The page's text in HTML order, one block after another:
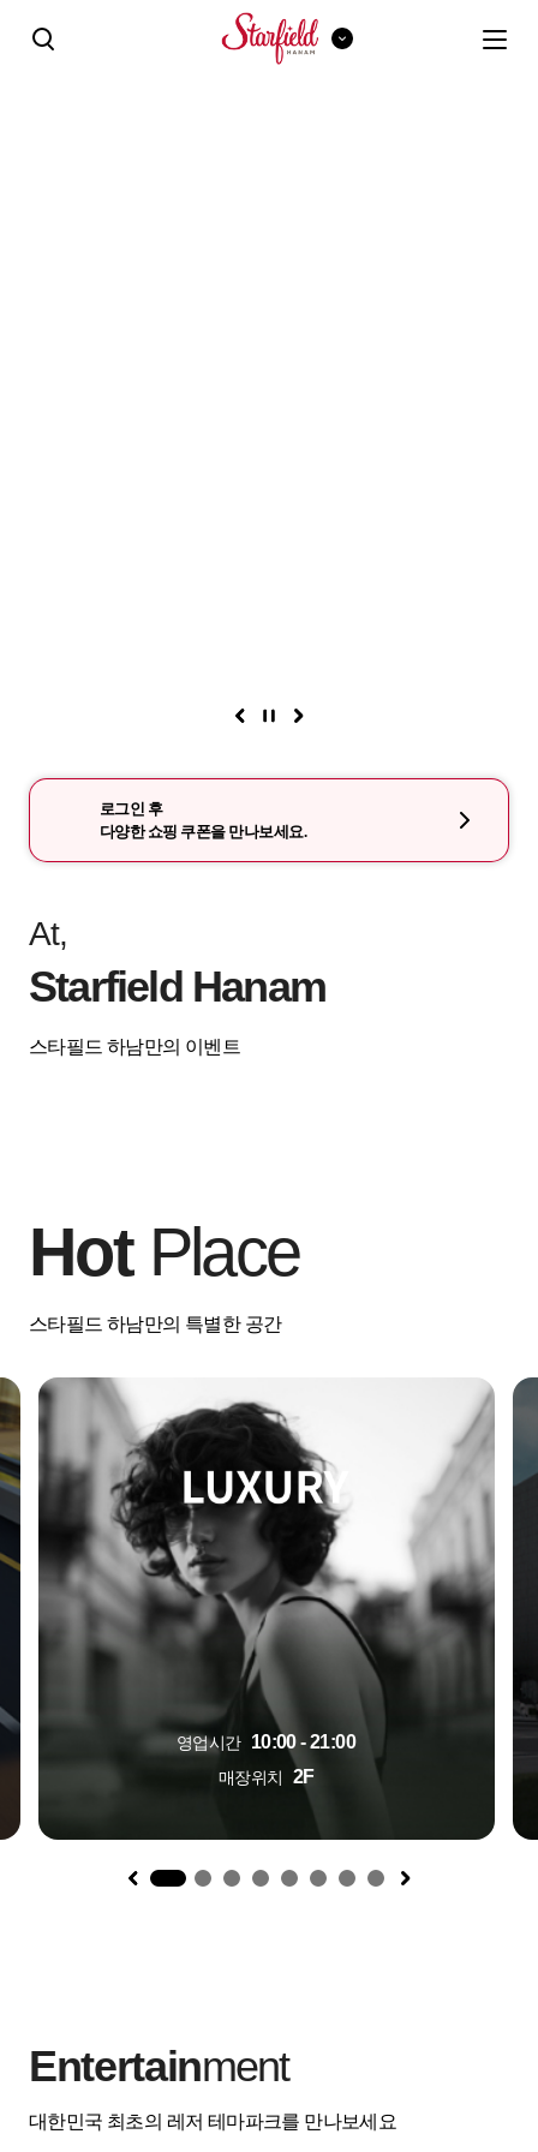
로그인 후
다양한 쇼핑 쿠폰을 만나보세요.
At,
Starfield Hanam
스타필드 하남만의 이벤트
HotPlace
스타필드 하남만의 특별한 공간
영업시간 10:00 - 21:00
매장위치 2F
1
Entertainment
대한민국 최초의 레저 테마파크를 만나보세요